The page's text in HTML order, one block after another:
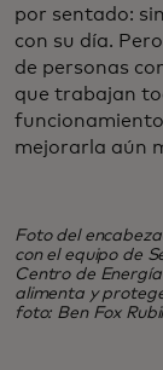
por sentado:
con su día.
de personas
que trabajan
mejorarla aún
Foto del
con el equipo de
Centro de
alimenta y
foto: Ben Fox